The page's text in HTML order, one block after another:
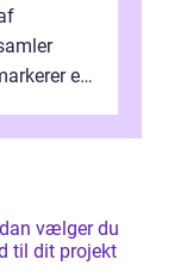
et
til dit projekt